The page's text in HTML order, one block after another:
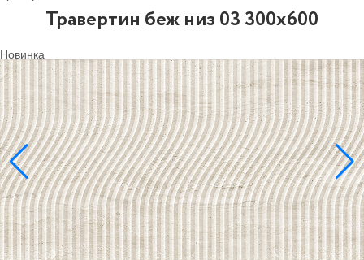
Травертин беж низ 03 300х600
Новинка